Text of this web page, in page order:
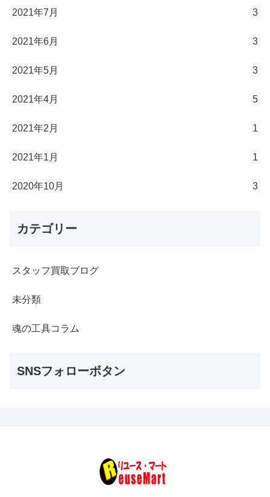
2021年7月 3
2021年6月 3
2021年5月 3
2021年4月 5
2021年2月 1
2021年1月 1
2020年10月 3
カテゴリー
スタッフ買取ブログ
未分類
魂の工具コラム
SNSフォローボタン